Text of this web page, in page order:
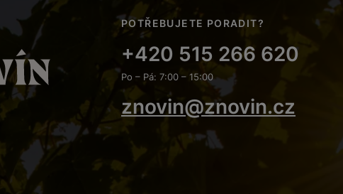
POTŘEBUJETE PORADIT?
+420 515 266 620
Po – Pá: 7:00 – 15:00
znovin@znovin.cz